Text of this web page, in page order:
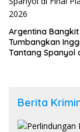
Argentina
Tumbangkan
Tantang Spanyol
Berita